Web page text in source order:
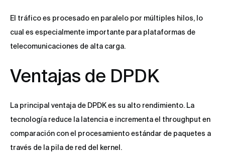
El tráfico es procesado en paralelo por múltiples hilos, lo
cual es especialmente importante para plataformas de
telecomunicaciones de alta carga.
Ventajas de DPDK
La principal ventaja de DPDK es su alto rendimiento. La
tecnología reduce la latencia e incrementa el throughput en
comparación con el procesamiento estándar de paquetes a
través de la pila de red del kernel.